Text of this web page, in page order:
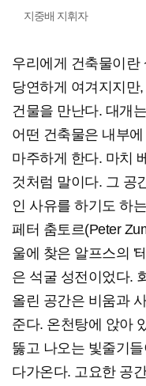
지중배 지휘자
우리에게 건축물이란
당연하게 여겨지지만
건물을 만난다. 대개
어떤 건축물은 내부
마주하게 한다. 마치
것처럼 말이다. 그 공
인 사유를 하기도 하
페터 춤토르(Peter
울에 찾은 알프스의 '
은 석굴 성전이었다.
올린 공간은 비움과
준다. 온천탕에 앉아
뚫고 나오는 빛줄기
다가온다. 고요한 공